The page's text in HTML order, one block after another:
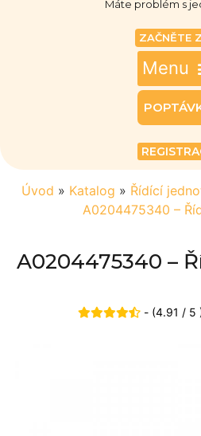
Máte problém s
ZAČNĚTE
Úvod » Katalog » Řídící
A0204475340 –
A0204475340 –
- (4.91 / 5